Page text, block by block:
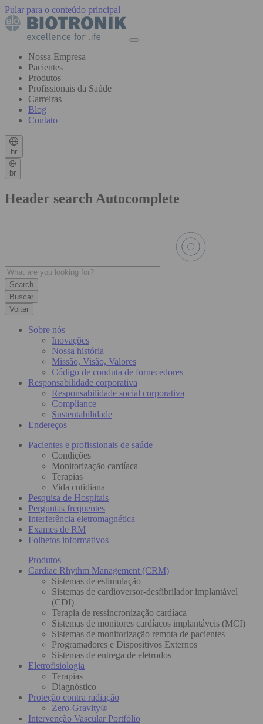
Pular para o conteúdo principal
Nossa Empresa
Pacientes
Produtos
Profissionais da Saúde
Carreiras
Blog
Contato
br
br
Header search Autocomplete
Buscar
Voltar
Sobre nós
Inovações
Nossa história
Missão, Visão, Valores
Código de conduta de fornecedores
Responsabilidade corporativa
Responsabilidade social corporativa
Compliance
Sustentabilidade
Endereços
Pacientes e profissionais de saúde
Condições
Monitorização cardíaca
Terapias
Vida cotidiana
Pesquisa de Hospitais
Perguntas frequentes
Interferência eletromagnética
Exames de RM
Folhetos informativos
Produtos
Cardiac Rhythm Management (CRM)
Sistemas de estimulação
Sistemas de cardioversor-desfibrilador implantável
(CDI)
Terapia de ressincronização cardíaca
Sistemas de monitores cardíacos implantáveis (MCI)
Sistemas de monitorização remota de pacientes
Programadores e Dispositivos Externos
Sistemas de entrega de eletrodos
Eletrofisiologia
Terapias
Diagnóstico
Proteção contra radiação
Zero-Gravity®
Intervenção Vascular Portfólio